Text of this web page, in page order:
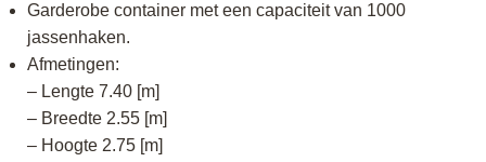
Garderobe container met een capaciteit van 1000
jassenhaken.
Afmetingen:
– Lengte 7.40 [m]
– Breedte 2.55 [m]
– Hoogte 2.75 [m]